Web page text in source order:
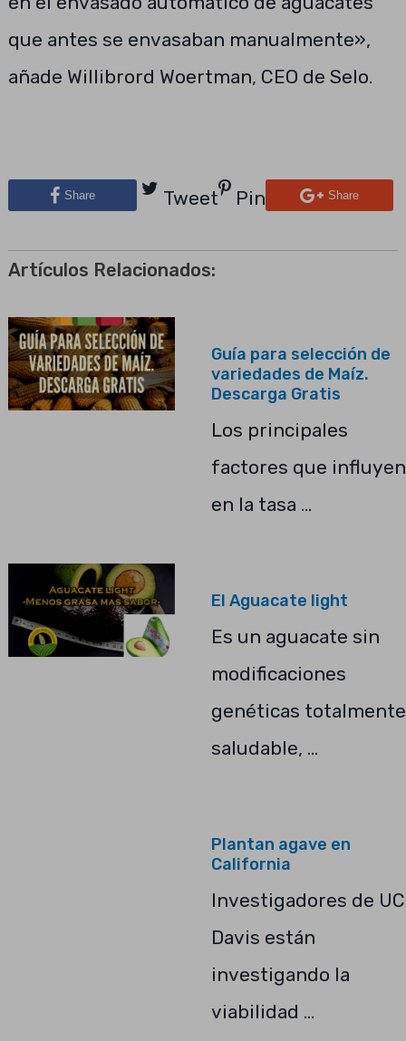
que antes se envasaban manualmente»,
añade Willibrord Woertman, CEO de Selo.
Share Tweet Pin Share
Artículos Relacionados:
Guía para selección de
variedades de Maíz.
Descarga Gratis
Los principales
factores que influyen
en la tasa …
El Aguacate light
Es un aguacate sin
modificaciones
genéticas totalmente
saludable, …
Plantan agave en
California
Investigadores de UC
Davis están
investigando la
viabilidad …